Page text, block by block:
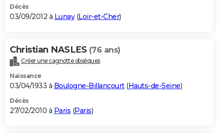
Décès
03/09/2012 à Lunay(Loir-et-Cher)
Christian NASLES (76 ans)
Créer une cagnotte obsèques
Naissance
03/04/1933 à Boulogne-Billancourt(Hauts-de-Seine)
Décès
27/02/2010 à Paris (Paris)